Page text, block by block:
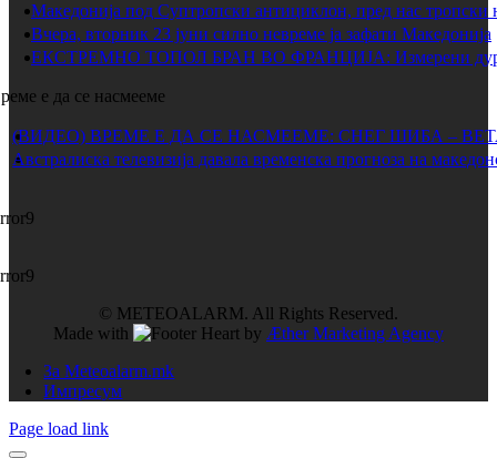
Македонија под Суптропски антициклон, пред нас тропски
Вчера, вторник 23 јуни силно невреме ја зафати Македонија
ЕКСТРЕМНО ТОПОЛ БРАН ВО ФРАНЦИЈА: Измерени дури
е да се насмееме
(ВИДЕО) ВРЕМЕ Е ДА СЕ НАСМЕЕМЕ: СНЕГ ШИБА –
Австралиска телевизија давала временска прогноза на
© METEOALARM. All Rights Reserved.
Made with
by Æther Marketing Agency
За Meteoalarm.mk
Импресум
Page load link